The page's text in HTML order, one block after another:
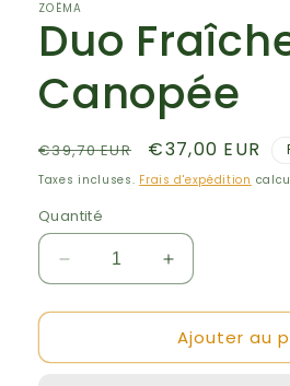
ZOËMA
Duo
Canopée
Prix
habituel
€39,70 EUR
Prix
promotionnel
€37,00 EUR
Taxes incluses. Frais d'expédition
Quantité
Réduire
la
quantité
Duo
Augmenter
la
quantité
de
Duo
Ajouter au